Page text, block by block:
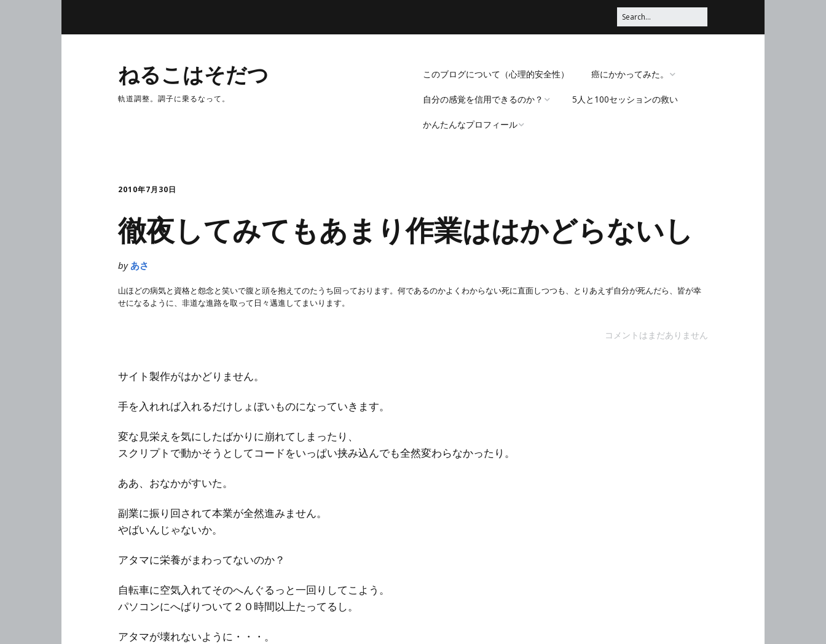
ねるこはそだつ
軌道調整。調子に乗るなって。
このブログについて（心理的安全性） 癌にかかってみた。
脳みそほじくられてみ
自分の感覚を信用できるのか？
「死にたい」と思うことについ
5人と100セッションの救い
かんたんなプロフィール
2010年7月30日
徹夜してみてもあまり作業ははかどらないし
by あさ
山ほどの病気と資格と怨念と笑いで腹と頭を抱えてのたうち回っております。何であるのかよくわからない死に直面しつつも、とりあえず自分が死んだら、皆が幸
せになるように、非道な進路を取って日々邁進してまいります。
コメントはまだありません
サイト製作がはかどりません。
手を入れれば入れるだけしょぼいものになっていきます。
変な見栄えを気にしたばかりに崩れてしまったり、
スクリプトで動かそうとしてコードをいっぱい挟み込んでも全然変わらなかったり。
ああ、おなかがすいた。
副業に振り回されて本業が全然進みません。
やばいんじゃないか。
アタマに栄養がまわってないのか？
自転車に空気入れてそのへんぐるっと一回りしてこよう。
パソコンにへばりついて２０時間以上たってるし。
アタマが壊れないように・・・。